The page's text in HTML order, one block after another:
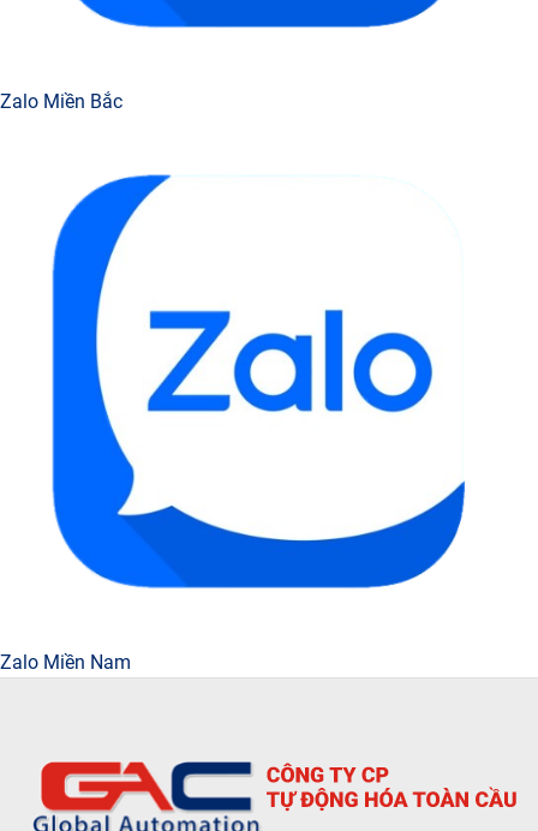
Zalo Miền Bắc
Zalo Miền Nam